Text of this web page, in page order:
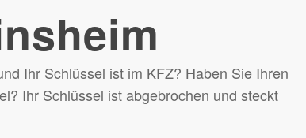
Ihr Schlüssel ist im KFZ? Haben Sie Ihren
Ihr Schlüssel ist abgebrochen und steckt